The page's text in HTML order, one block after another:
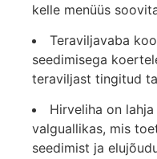
kelle menüüs
Teraviljavaba
seedimisega
teraviljast tingitud
Hirveliha on
valguallikas, mis
seedimist ja